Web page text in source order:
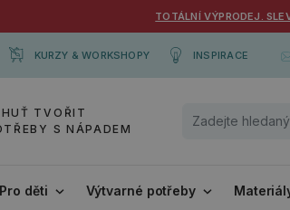
TOTÁLNÍ VÝPRODEJ.
KURZY & WORKSHOPY INSPIRACE
TVOŘIT
S NÁPADEM
Pro děti Výtvarné potřeby